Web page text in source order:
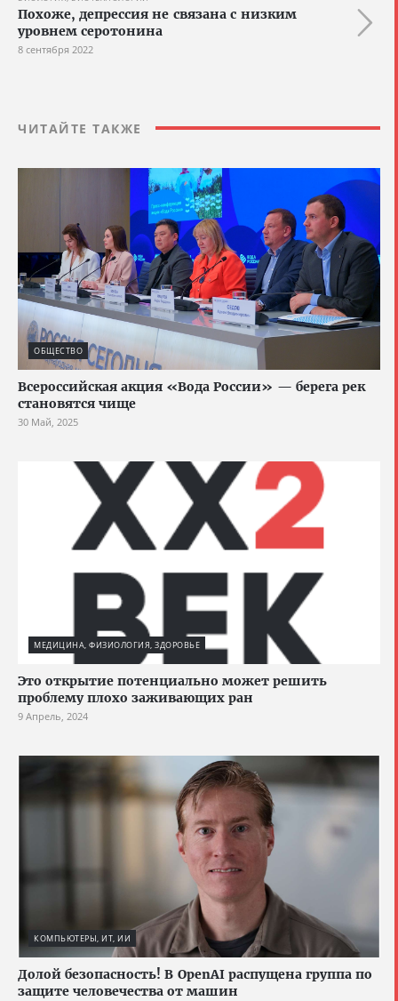
Похоже, депрессия не связана с низким
уровнем серотонина
8 сентября 2022
ЧИТАЙТЕ ТАКЖЕ
ОБЩЕСТВО
Всероссийская акция «Вода России» — берега рек
становятся чище
30 Май, 2025
МЕДИЦИНА, ФИЗИОЛОГИЯ, ЗДОРОВЬЕ
Это открытие потенциально может решить
проблему плохо заживающих ран
9 Апрель, 2024
КОМПЬЮТЕРЫ, ИТ, ИИ
Долой безопасность! В OpenAI распущена группа по
защите человечества от машин